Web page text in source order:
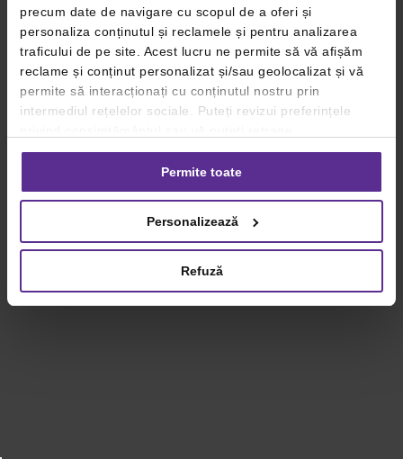
precum date de navigare cu scopul de a oferi și
personaliza conținutul și reclamele și pentru analizarea
traficului de pe site. Acest lucru ne permite să vă afișăm
reclame și conținut personalizat și/sau geolocalizat și vă
permite să interacționați cu conținutul nostru prin
intermediul rețelelor sociale. Puteți revizui preferințele
consimțământul oricând, făcând click pe linkul către
setările dvs. de cookie-uri.
privind utilizarea modulelor cookie.Detalii
Permite toate
Personalizează
Refuză